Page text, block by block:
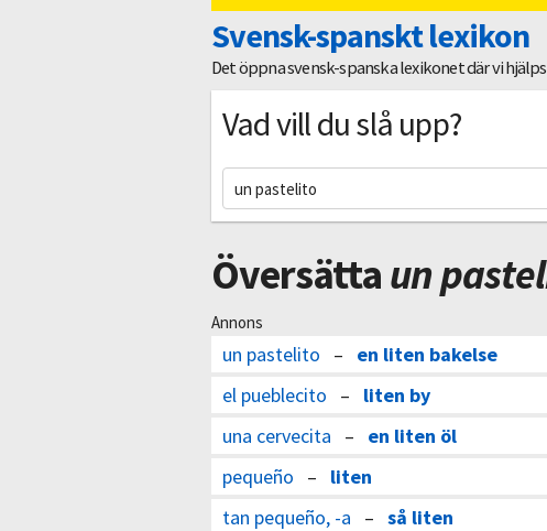
Svensk-spanskt lexikon
Det öppna svensk-spanska lexikonet där vi
Vad vill du slå upp?
Översättaun
Annons
un pastelito – en liten bakelse
el pueblecito – liten by
una cervecita – en liten öl
pequeño – liten
tan pequeño, -a – så liten